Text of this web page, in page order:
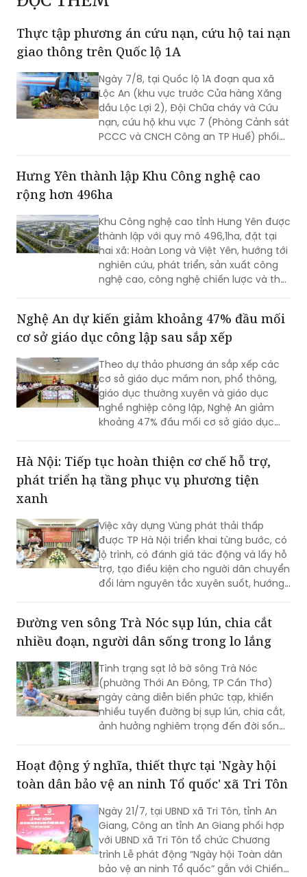
Thực tập phương án cứu nạn, cứu hộ tai nạn
giao thông trên Quốc lộ 1A
Ngày 7/8, tại Quốc lộ 1A đoạn qua xã
Lộc An (khu vực trước Cửa hàng Xăng
dầu Lộc Lợi 2), Đội Chữa cháy và Cứu
nạn, cứu hộ khu vực 7 (Phòng Cảnh sát
PCCC và CNCH Công an TP Huế) phối
huống tai nạn giao thông đường bộ có
huy động nhiều lực lượng, phương tiện
Hưng Yên thành lập Khu Công nghệ cao
rộng hơn 496ha
Khu Công nghệ cao tỉnh Hưng Yên được
thành lập với quy mô 496,1ha, đặt tại
hai xã: Hoàn Long và Việt Yên, hướng tới
nghiên cứu, phát triển, sản xuất công
nghệ cao, công nghệ chiến lược và thu
Nghệ An dự kiến giảm khoảng 47% đầu mối
cơ sở giáo dục công lập sau sắp xếp
Theo dự thảo phương án sắp xếp các
cơ sở giáo dục mầm non, phổ thông,
giáo dục thường xuyên và giáo dục
nghề nghiệp công lập, Nghệ An giảm
khoảng 47% đầu mối cơ sở giáo dục
Hà Nội: Tiếp tục hoàn thiện cơ chế hỗ trợ,
phát triển hạ tầng phục vụ phương tiện
xanh
Việc xây dựng Vùng phát thải thấp
được TP Hà Nội triển khai từng bước, có
lộ trình, có đánh giá tác động và lấy hỗ
trợ, tạo điều kiện cho người dân chuyển
đổi làm nguyên tắc xuyên suốt, hướng
công cộng hiện đại và xây dựng Thủ đô
xanh, văn minh, bền vững.
Đường ven sông Trà Nóc sụp lún, chia cắt
nhiều đoạn, người dân sống trong lo lắng
Tình trạng sạt lở bờ sông Trà Nóc
(phường Thới An Đông, TP Cần Thơ)
ngày càng diễn biến phức tạp, khiến
nhiều tuyến đường bị sụp lún, chia cắt,
ảnh hưởng nghiêm trọng đến đời sống
nâng đường để duy trì lối đi. Tuy nhiên,
người dân vẫn thường trực nỗi lo sạt lở,
nước lớn.
Hoạt động ý nghĩa, thiết thực tại 'Ngày hội
toàn dân bảo vệ an ninh Tổ quốc' xã Tri Tôn
Ngày 21/7, tại UBND xã Tri Tôn, tỉnh An
Giang, Công an tỉnh An Giang phối hợp
với UBND xã Tri Tôn tổ chức Chương
trình Lễ phát động “Ngày hội Toàn dân
bảo vệ an ninh Tổ quốc” gắn với Chiến